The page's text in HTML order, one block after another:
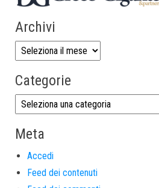
Archivi
Categorie
Meta
Accedi
Feed dei contenuti